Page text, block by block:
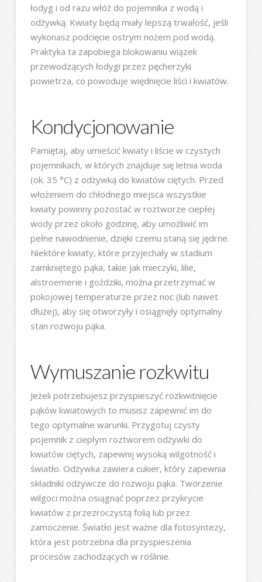
łodyg i od razu włóż do pojemnika z wodą i
odżywką. Kwiaty będą miały lepszą trwałość, jeśli
wykonasz podcięcie ostrym nożem pod wodą.
Praktyka ta zapobiega blokowaniu wiązek
przewodzących łodygi przez pęcherzyki
powietrza, co powoduje więdnięcie liści i kwiatów.
Kondycjonowanie
Pamiętaj, aby umieścić kwiaty i liście w czystych
pojemnikach, w których znajduje się letnia woda
(ok. 35 °C) z odżywką do kwiatów ciętych. Przed
włożeniem do chłodnego miejsca wszystkie
kwiaty powinny pozostać w roztworze ciepłej
wody przez około godzinę, aby umożliwić im
pełne nawodnienie, dzięki czemu staną się jędrne.
Niektóre kwiaty, które przyjechały w stadium
zamkniętego pąka, takie jak mieczyki, lilie,
alstroemerie i goździki, można przetrzymać w
pokojowej temperaturze przez noc (lub nawet
dłużej), aby się otworzyły i osiągnęły optymalny
stan rozwoju pąka.
Wymuszanie rozkwitu
Jeżeli potrzebujesz przyspieszyć rozkwitnięcie
pąków kwiatowych to musisz zapewnić im do
tego optymalne warunki. Przygotuj czysty
pojemnik z ciepłym roztworem odżywki do
kwiatów ciętych, zapewnij wysoką wilgotność i
światło. Odżywka zawiera cukier, który zapewnia
składniki odżywcze do rozwoju pąka. Tworzenie
wilgoci można osiągnąć poprzez przykrycie
kwiatów z przezroczystą folią lub przez
zamoczenie. Światło jest ważne dla fotosyntezy,
która jest potrzebna dla przyspieszenia
procesów zachodzących w roślinie.